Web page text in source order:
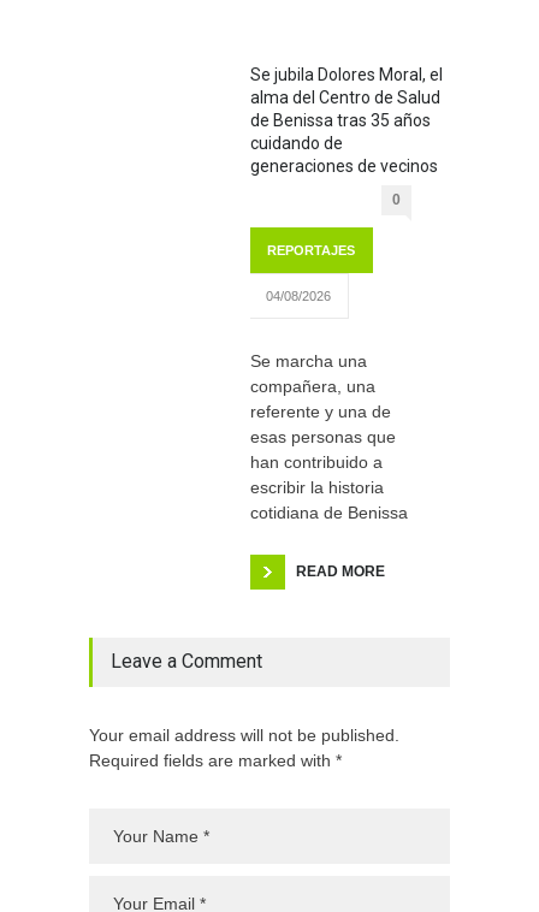
Se jubila Dolores Moral, el
alma del Centro de Salud
de Benissa tras 35 años
cuidando de
generaciones de vecinos
0
REPORTAJES
04/08/2026
Se marcha una
compañera, una
referente y una de
esas personas que
han contribuido a
escribir la historia
cotidiana de Benissa
READ MORE
Leave a Comment
Your email address will not be published.
Required fields are marked with *